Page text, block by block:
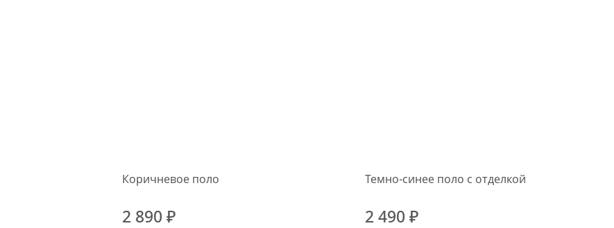
Коричневое поло
2 890 ₽
Темно-синее поло с отделкой
2 490 ₽